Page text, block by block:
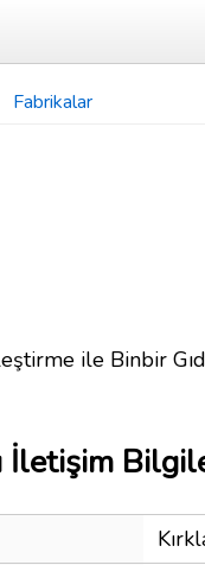
Fabrikalar
ile Binbir
İletişim